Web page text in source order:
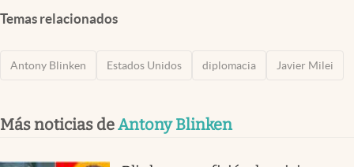
Temas relacionados
Antony Blinken Estados Unidos diplomacia Javier Milei
Más noticias deAntony Blinken